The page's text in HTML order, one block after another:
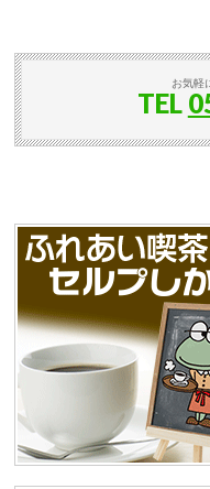
お気軽
TEL